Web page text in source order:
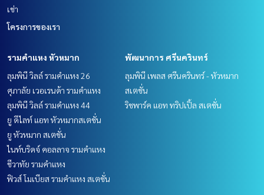
เช่า
โครงการของเรา
รามคำแหง หัวหมาก
ลุมพินี วิลล์ รามคำแหง 26
ศุภาลัย เวอเรนด้า รามคำแหง
ลุมพินี วิลล์ รามคำแหง 44
ยู ดีไลท์ แอท หัวหมากสเตชั่น
ยู หัวหมาก สเตชั่น
ไนท์บริดจ์ คอลลาจ รามคำแหง
ชีวาทัย รามคำแหง
ฟิวส์ โมเบียส รามคำแหง สเตชั่น
พัฒนาการ ศรีนครินทร์
ลุมพินี เพลส ศรีนครินทร์ - หัวหมาก
สเตชั่น
ริชพาร์ค แอท ทริปเปิ้ล สเตชั่น